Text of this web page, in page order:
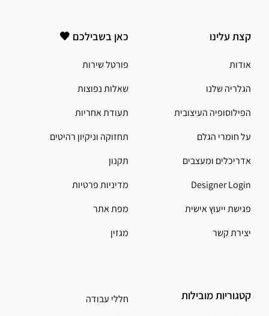
קצת עלינו
אודות
הגלריה שלנו
הפילוסופיה העיצובית
על חומרי הגלם
אדריכלים ומעצבים
Designer Login
פגישת ייעוץ אישית
יצירת קשר
קטגוריות מובילות
כאן בשבילכם 🖤
פורטל שירות
שאלות נפוצות
תעודת אחריות
תחזוקה וניקיון רהיטים
תקנון
מדיניות פרטיות
מפת אתר
מגזין
חללי עבודה